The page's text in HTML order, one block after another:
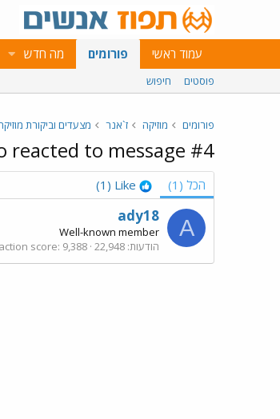
עמוד ראשי פורומים מה חדש
פוסטים חיפוש
פורומים מוזיקה ז`אנר מצעדים וביקורת
reacted to message #4
הכל (1)
Like
(1)
A
ady18
Well-known member
הודעות 22,948
score 9,388